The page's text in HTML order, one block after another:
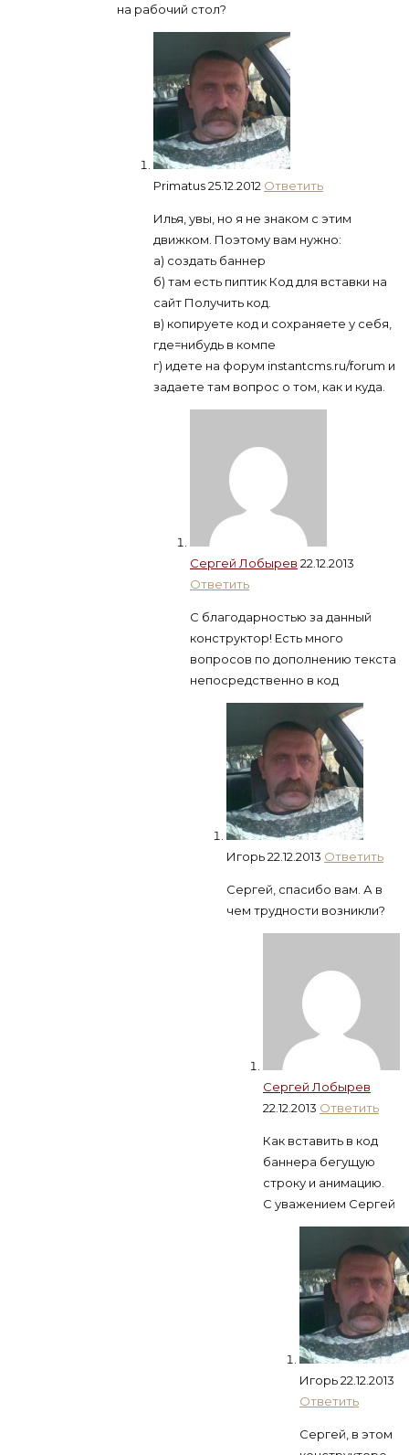
на рабочий стол?
Primatus25.12.2012 Ответить
Илья, увы, но я не знаком с этим
движком. Поэтому вам нужно:
а) создать баннер
б) там есть пиптик Код для вставки на
сайт Получить код.
в) копируете код и сохраняете у себя,
где=нибудь в компе
г) идете на форум instantcms.ru/forum и
задаете там вопрос о том, как и куда.
Сергей Лобырев 22.12.2013
Ответить
С благодарностью за данный
конструктор! Есть много
вопросов по дополнению текста
непосредственно в код
Игорь22.12.2013 Ответить
Сергей, спасибо вам. А в
чем трудности возникли?
Сергей Лобырев
22.12.2013 Ответить
Как вставить в код
баннера бегущую
строку и анимацию.
С уважением Сергей
Игорь22.12.2013
Ответить
Сергей, в этом